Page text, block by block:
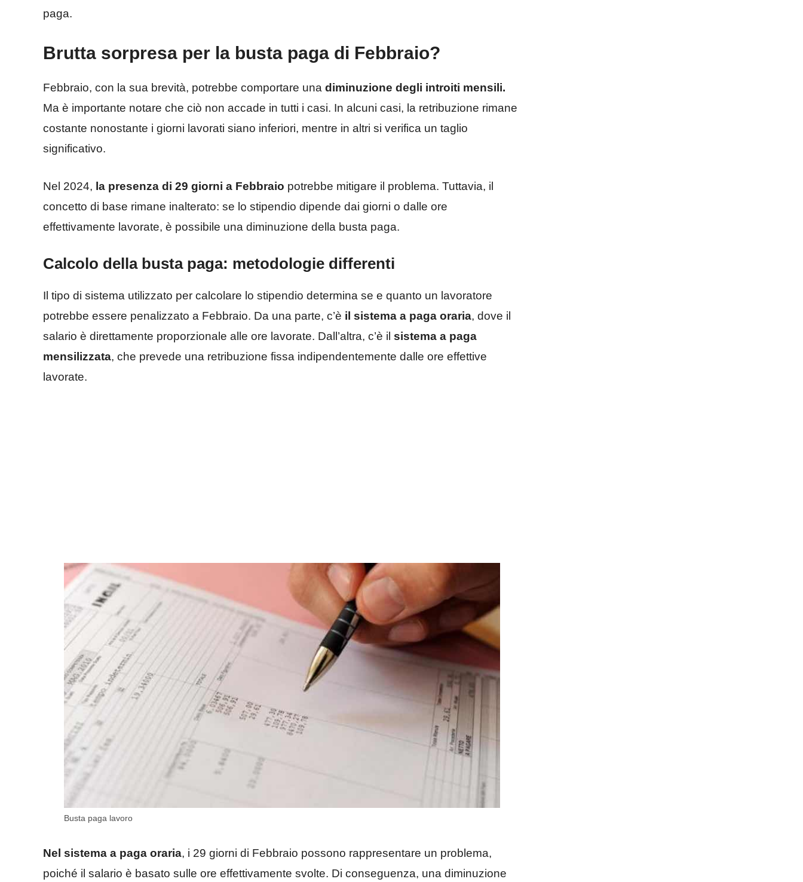
paga.
Brutta sorpresa per la busta paga di Febbraio?
Febbraio, con la sua brevità, potrebbe comportare una diminuzione degli introiti mensili.
Ma è importante notare che ciò non accade in tutti i casi. In alcuni casi, la retribuzione rimane
costante nonostante i giorni lavorati siano inferiori, mentre in altri si verifica un taglio
significativo.
Nel 2024, la presenza di 29 giorni a Febbraio potrebbe mitigare il problema. Tuttavia, il
concetto di base rimane inalterato: se lo stipendio dipende dai giorni o dalle ore
effettivamente lavorate, è possibile una diminuzione della busta paga.
Calcolo della busta paga: metodologie differenti
Il tipo di sistema utilizzato per calcolare lo stipendio determina se e quanto un lavoratore
potrebbe essere penalizzato a Febbraio. Da una parte, c’è il sistema a paga oraria, dove il
salario è direttamente proporzionale alle ore lavorate. Dall’altra, c’è il sistema a paga
mensilizzata, che prevede una retribuzione fissa indipendentemente dalle ore effettive
lavorate.
Busta paga lavoro
Nel sistema a paga oraria, i 29 giorni di Febbraio possono rappresentare un problema,
poiché il salario è basato sulle ore effettivamente svolte. Di conseguenza, una diminuzione